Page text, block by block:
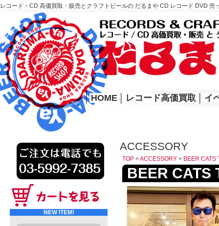
レコード・CD 高価買取・販売とクラフトビールの だるまや CD レコード DVD
レコード高価買取はこちら
HOME
│ HOME レコード高価買取 イ
NEW ITEM!
ACCESSORY
TOP >ACCESSORY > BEER CATS
BEER CATS